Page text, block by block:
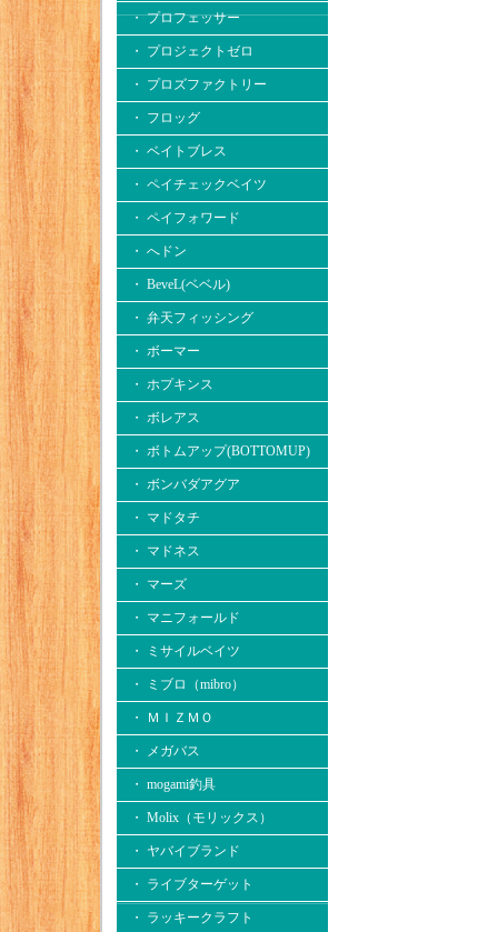
・ プロフェッサー
・ プロジェクトゼロ
・ プロズファクトリー
・ フロッグ
・ ベイトブレス
・ ペイチェックベイツ
・ ペイフォワード
・ へドン
・ BeveL(ベベル)
・ 弁天フィッシング
・ ボーマー
・ ホプキンス
・ ボレアス
・ ボトムアップ(BOTTOMUP)
・ ボンバダアグア
・ マドタチ
・ マドネス
・ マーズ
・ マニフォールド
・ ミサイルベイツ
・ ミブロ（mibro）
・ ＭＩＺＭＯ
・ メガバス
・ mogami釣具
・ Molix（モリックス）
・ ヤバイブランド
・ ライブターゲット
・ ラッキークラフト